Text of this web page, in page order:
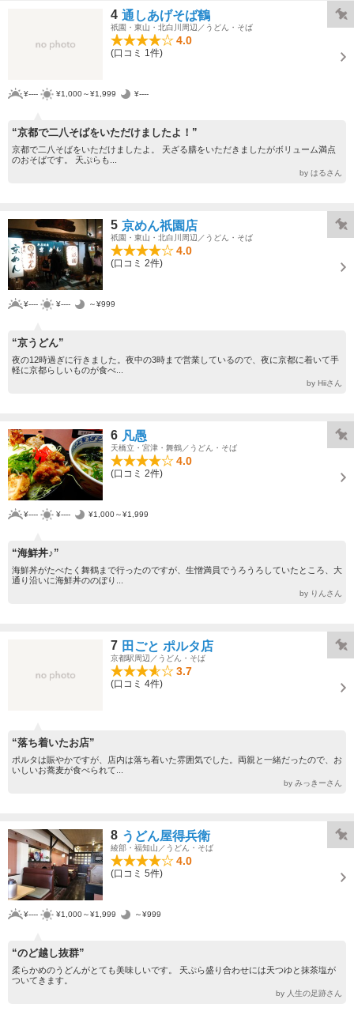
4 通しあげそば鶴
祇園・東山・北白川周辺／うどん・そば
4.0
(口コミ 1件)
¥---- ¥1,000～¥1,999 ¥----
“京都で二八そばをいただけましたよ！”
京都で二八そばをいただけましたよ。 天ざる膳をいただきましたがボリューム満点
のおそばです。 天ぷらも...
by はるさん
5 京めん祇園店
祇園・東山・北白川周辺／うどん・そば
4.0
(口コミ 2件)
¥---- ¥---- ～¥999
“京うどん”
夜の12時過ぎに行きました。夜中の3時まで営業しているので、夜に京都に着いて手
軽に京都らしいものが食べ...
by Hiiさん
6 凡愚
天橋立・宮津・舞鶴／うどん・そば
4.0
(口コミ 2件)
¥---- ¥---- ¥1,000～¥1,999
“海鮮丼♪”
海鮮丼がたべたく舞鶴まで行ったのですが、生憎満員でうろうろしていたところ、大
通り沿いに海鮮丼ののぼり...
by りんさん
7 田ごと ポルタ店
京都駅周辺／うどん・そば
3.7
(口コミ 4件)
“落ち着いたお店”
ポルタは賑やかですが、店内は落ち着いた雰囲気でした。両親と一緒だったので、お
いしいお蕎麦が食べられて...
by みっきーさん
8 うどん屋得兵衛
綾部・福知山／うどん・そば
4.0
(口コミ 5件)
¥---- ¥1,000～¥1,999 ～¥999
“のど越し抜群”
柔らかめのうどんがとても美味しいです。 天ぷら盛り合わせには天つゆと抹茶塩が
ついてきます。
by 人生の足跡さん